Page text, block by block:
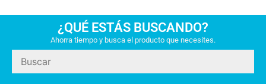
¿QUÉ ESTÁS BUSCANDO?
Ahorra tiempo y busca el producto que necesites.